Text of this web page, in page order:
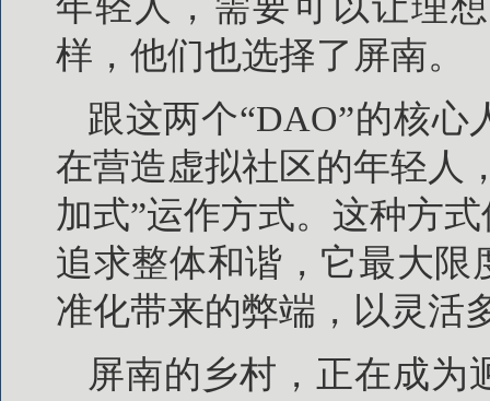
样，他们也选择了屏南。
跟这两个“DAO”的核
在营造虚拟社区的年轻人
加式”运作方式。这种方
追求整体和谐，它最大
准化带来的弊端，以灵活
屏南的乡村，正在成为